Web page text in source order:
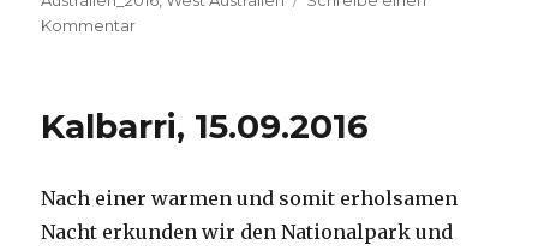
Kommentarzu
Kalbarri, 15.09.2016
Nach einer warmen und somit erholsamen
Nacht erkunden wir den Nationalpark und